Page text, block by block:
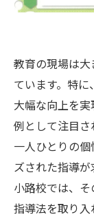
教育の現場は
ています。特
大幅な向上を
例として注目
一人ひとりの
ズされた指導
小路校では、
指導法を取り